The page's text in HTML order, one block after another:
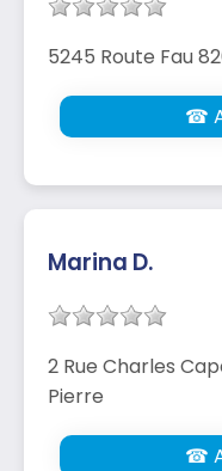
5245 Route Fau
☎
Marina D.
2 Rue Charles
Pierre
☎